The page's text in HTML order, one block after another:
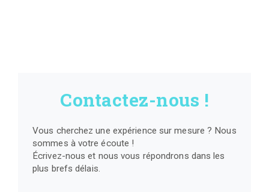
Contactez-nous !
Vous cherchez une expérience sur mesure ? Nous
sommes à votre écoute !
Écrivez-nous et nous vous répondrons dans les
plus brefs délais.